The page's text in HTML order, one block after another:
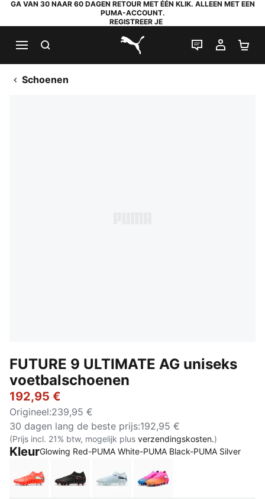
GA VAN 30 NAAR 60 DAGEN RETOUR MET ÉÉN KLIK. ALLEEN MET EEN
PUMA-ACCOUNT.
REGISTREER JE
PUMA.com
LIVE CHAT
MIJN
Schoenen
FUTURE 9 ULTIMATE AG uniseks
voetbalschoenen
192,95 €
Origineel:239,95 €
30 dagen lang de beste prijs:192,95 €
(Prijs incl. 21% btw, mogelijk plus verzendingskosten.)
KleurGlowing Red-PUMA White-PUMA Black-PUMA Silver
Glowing Red-PUMA White-PUMA Black-PUMA Silver
PUMA Black-Glowing Red-Strong Gray
Icy Blue-Blue Jewel
Poison Pink-Sun